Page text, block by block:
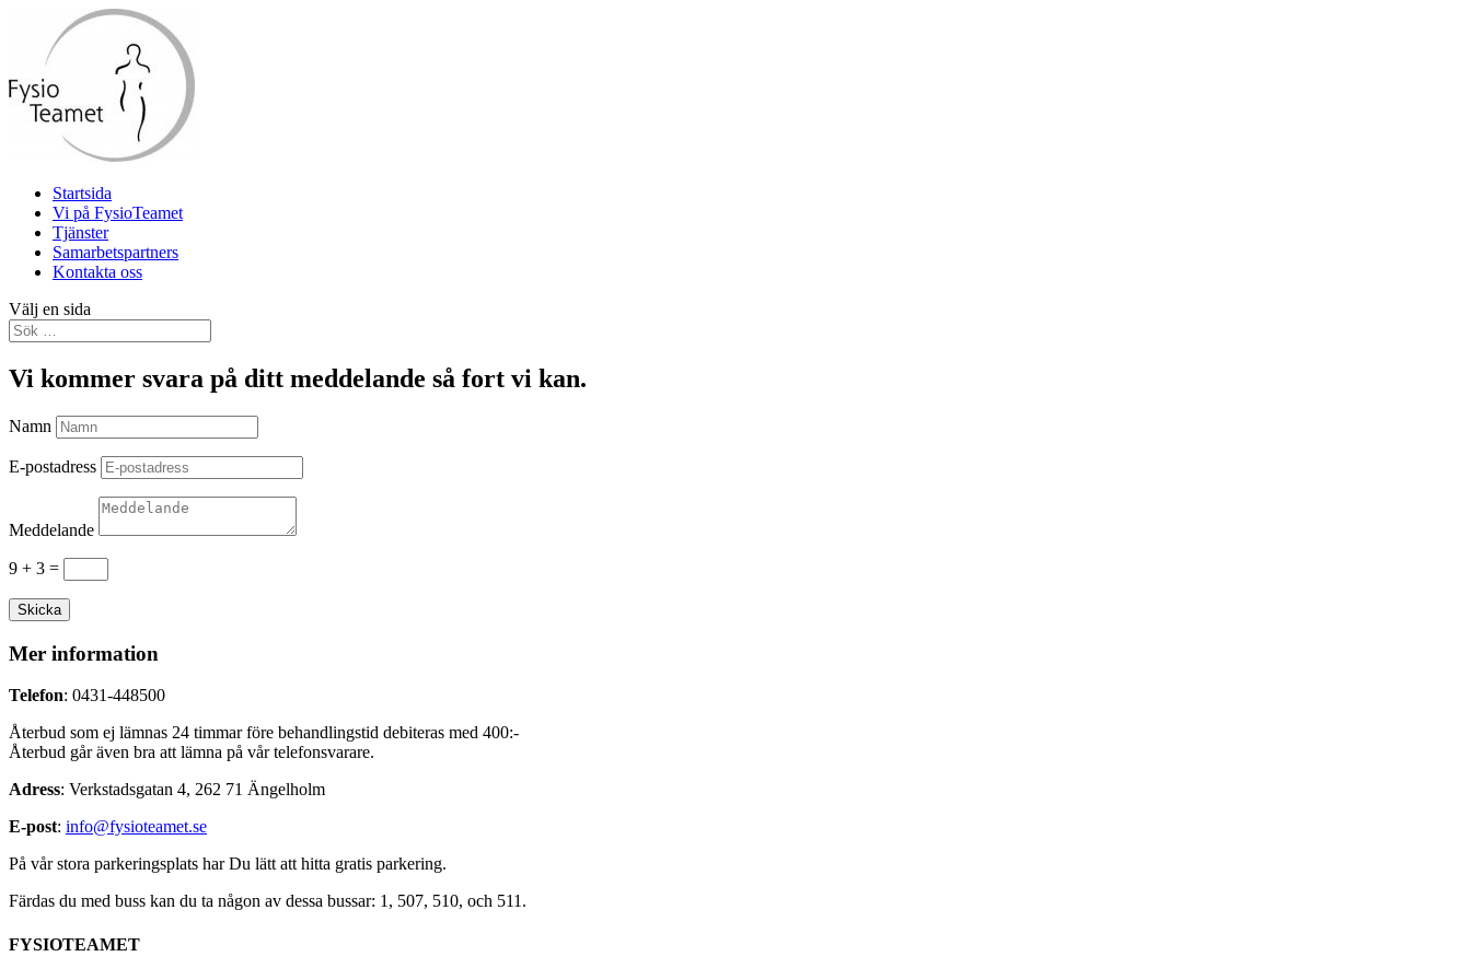
Startsida
Vi på FysioTeamet
Tjänster
Samarbetspartners
Kontakta oss
Välj en sida
Vi kommer svara på ditt meddelande så fort vi kan.
Namn
E-postadress
Meddelande
9 + 3 =
Skicka
Mer information
Telefon: 0431-448500
Återbud som ej lämnas 24 timmar före behandlingstid debiteras med 400:-
Återbud går även bra att lämna på vår telefonsvarare.
Adress: Verkstadsgatan 4, 262 71 Ängelholm
E-post: info@fysioteamet.se
På vår stora parkeringsplats har Du lätt att hitta gratis parkering.
Färdas du med buss kan du ta någon av dessa bussar: 1, 507, 510, och 511.
FYSIOTEAMET